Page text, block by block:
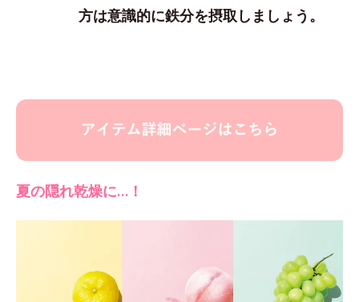
方は意識的に鉄分を摂取しましょう。
夏の隠れ乾燥に…！